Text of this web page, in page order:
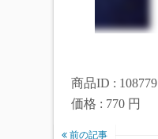
商品ID : 108779
価格 : 770 円
前の記事